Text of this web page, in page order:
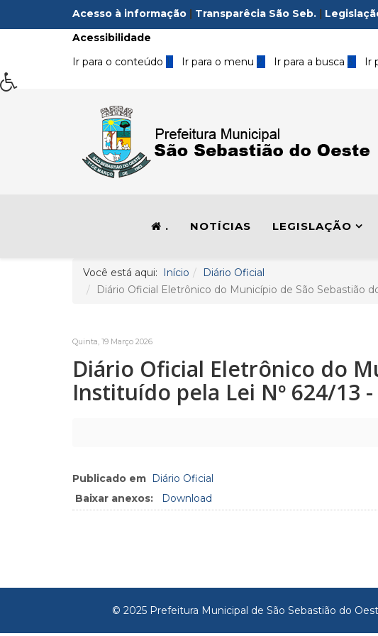
Acesso à informação | Transparêcia São Seb. |
Acessibilidade
Ir para o conteúdo 1 Ir para o menu 2 Ir para a busca3 Ir
. NOTÍCIAS LEGISLAÇÃO
Você está aqui: Início
Diário Oficial
Diário Oficial Eletrônico do Município de São Sebastião
Quinta, 19 Março 2026
Diário Oficial Eletrônico do
Instituído pela Lei Nº 624/13
Publicado em Diário Oficial
Baixar anexos:
Download
© 2025 Prefeitura Municipal de São Sebastião do